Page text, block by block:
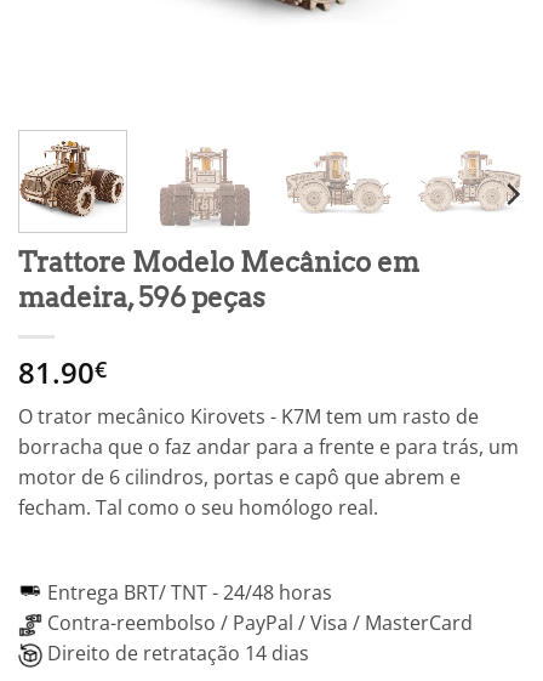
Trattore Modelo Mecânico em
madeira, 596 peças
81.90€
O trator mecânico Kirovets - K7M tem um rasto de
borracha que o faz andar para a frente e para trás, um
motor de 6 cilindros, portas e capô que abrem e
fecham. Tal como o seu homólogo real.
Entrega BRT/ TNT -24/48 horas
Contra-reembolso / PayPal / Visa / MasterCard
Direito de retratação 14 dias